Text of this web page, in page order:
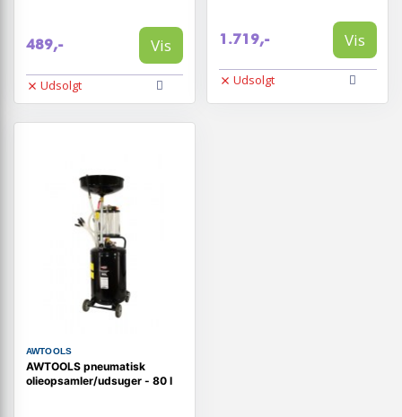
489,- Vis
Udsolgt
1.719,- Vis
Udsolgt
AWTOOLS
AWTOOLS pneumatisk
olieopsamler/udsuger - 80 l